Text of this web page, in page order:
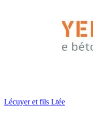
Lécuyer et fils Ltée